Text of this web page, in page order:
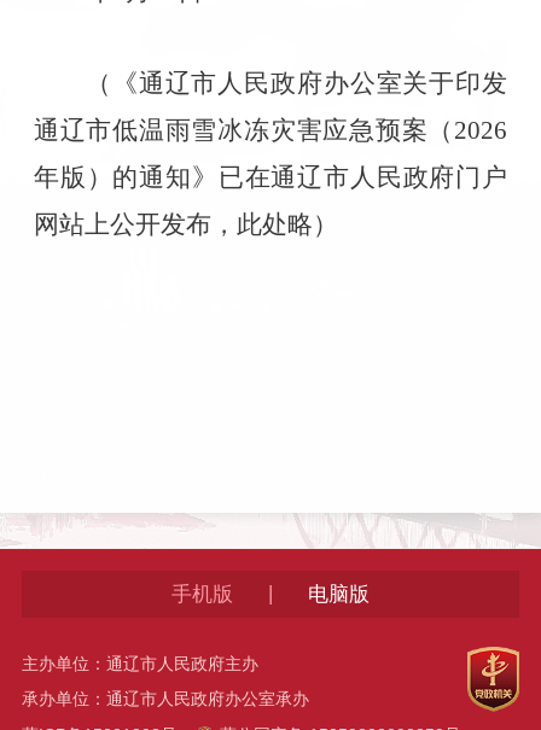
（《通辽市人民政府办公室关于印发
通辽市低温雨雪冰冻灾害应急预案（ 2026
年版）的通知》已在通辽市人民政府门户
网站上公开发布，此处略）
手机版 电脑版
主办单位：通辽市人民政府主办
承办单位：通辽市人民政府办公室承办